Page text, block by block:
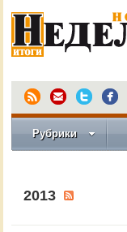
Рубрики
2013